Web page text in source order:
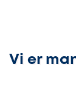
Vi er